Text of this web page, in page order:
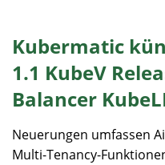
Kubermatic
1.1 KubeV
Balancer
Neuerungen umfassen
Multi-Tenancy-